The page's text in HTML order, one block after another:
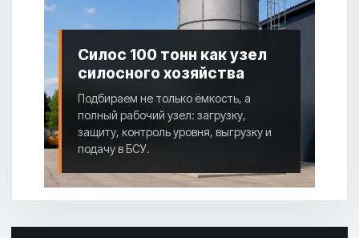
Силос 100 тонн как узел
силосного хозяйства
Подбираем не только ёмкость, а
полный рабочий узел: загрузку,
защиту, контроль уровня, выгрузку и
подачу в БСУ.